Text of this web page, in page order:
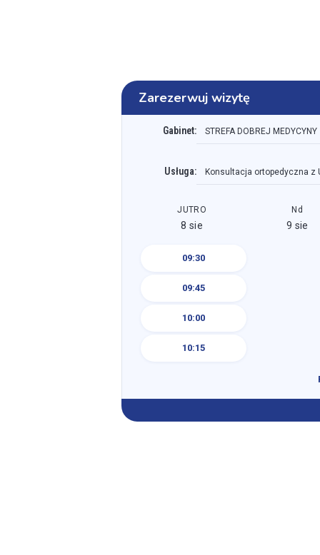
Zarezerwuj wizytę
Gabinet: STREFA DOBREJ MEDYCYNY
Usługa: Konsultacja ortopedyczna z
JUTRO
8 sie
09:30
09:45
10:00
10:15
Nd
9 sie